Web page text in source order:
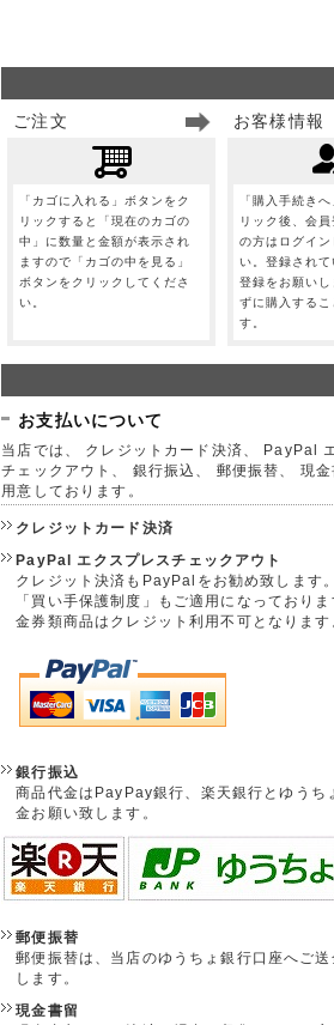
ご注文
「カゴに入れる」ボタンをク
リックすると「現在のカゴの
中」に数量と金額が表示され
ますので「カゴの中を見る」
ボタンをクリックしてくださ
い。
お客様情報
「購入手続き
リック後、会
の方はログイン
い。登録されて
登録をお願い
ずに購入する
す。
お支払いについて
当店では、 クレジットカード決済、 PayPal
チェックアウト、 銀行振込、 郵便振替、 現
用意しております。
クレジットカード決済
PayPal エクスプレスチェックアウト
クレジット決済もPayPalをお勧め致します。
「買い手保護制度」もご適用になっておりま
金券類商品はクレジット利用不可となります
銀行振込
商品代金はPayPay銀行、楽天銀行とゆうち
金お願い致します。
郵便振替
郵便振替は、当店のゆうちょ銀行口座へご送
します。
現金書留